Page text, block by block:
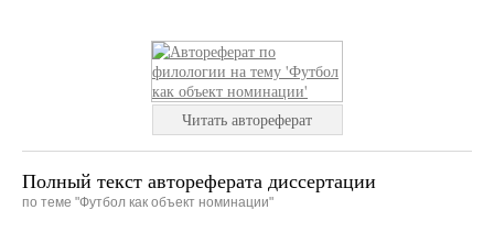
Читать автореферат
Полный текст автореферата диссертации
по теме "Футбол как объект номинации"